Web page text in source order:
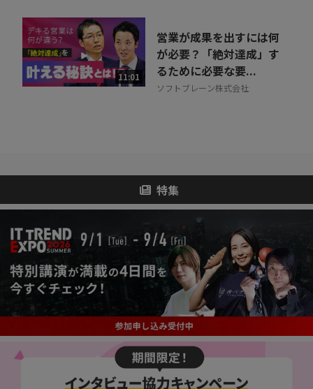
11:01
営業が成果を出すには何
が必要？「絶対達成」す
るために必要な要...
ソフトブレーン株式会社
特集